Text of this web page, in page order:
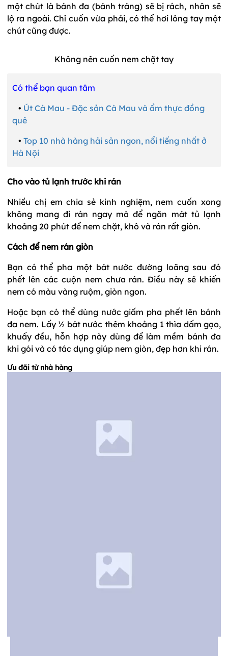
một chút là bánh đa (bánh tráng) sẽ bị rách, nhân sẽ
lộ ra ngoài. Chỉ cuốn vừa phải, có thể hơi lỏng tay một
chút cũng được.
Không nên cuốn nem chặt tay
Có thể bạn quan tâm
• Út Cà Mau - Đặc sản Cà Mau và ẩm thực đồng
quê
• Top 10 nhà hàng hải sản ngon, nổi tiếng nhất ở
Hà Nội
Cho vào tủ lạnh trước khi rán
Nhiều chị em chia sẻ kinh nghiệm, nem cuốn xong
không mang đi rán ngay mà để ngăn mát tủ lạnh
khoảng 20 phút để nem chặt, khô và rán rất giòn.
Cách để nem rán giòn
Bạn có thể pha một bát nước đường loãng sau đó
phết lên các cuộn nem chưa rán. Điều này sẽ khiến
nem có màu vàng ruộm, giòn ngon.
Hoặc bạn có thể dùng nước giấm pha phết lên bánh
đa nem. Lấy ½ bát nước thêm khoảng 1 thìa dấm gạo,
khuấy đều, hỗn hợp này dùng để làm mềm bánh đa
khi gói và có tác dụng giúp nem giòn, đẹp hơn khi rán.
Ưu đãi từ nhà hàng